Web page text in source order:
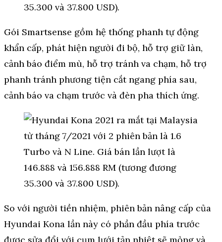
Gói Smartsense gồm hệ thống phanh tự động
khẩn cấp, phát hiện người đi bộ, hỗ trợ giữ làn,
cảnh báo điểm mù, hỗ trợ tránh va chạm, hỗ trợ
phanh tránh phương tiện cắt ngang phía sau,
cảnh báo va chạm trước và đèn pha thích ứng.
So với người tiền nhiệm, phiên bản nâng cấp của
Hyundai Kona lần này có phần đầu phía trước